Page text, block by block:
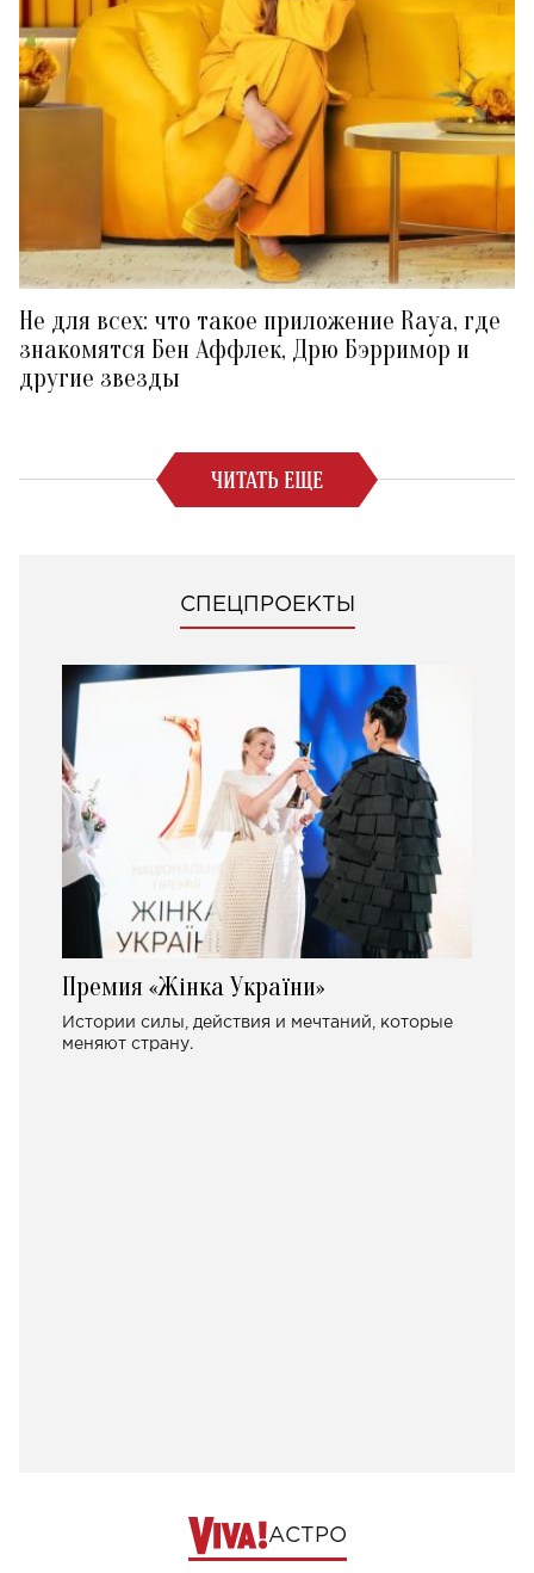
Не для всех: что такое приложение Raya, где
знакомятся Бен Аффлек, Дрю Бэрримор и
другие звезды
ЧИТАТЬ ЕЩЕ
СПЕЦПРОЕКТЫ
Премия «Жінка України»
Истории силы, действия и мечтаний, которые
меняют страну.
АСТРО